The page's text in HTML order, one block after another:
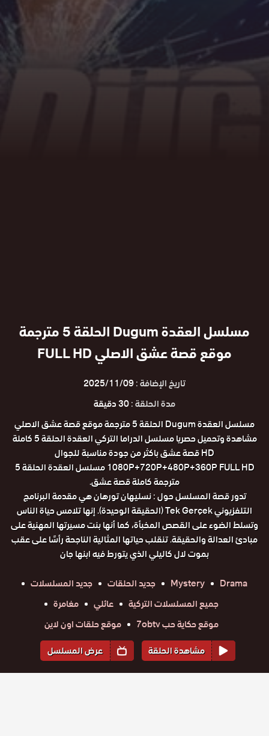
مسلسل العقدة Dugum الحلقة 5 مترجمة
موقع قصة عشق الاصلي FULL HD
تاريخ الإضافة :2025/11/09
مدة الحلقة :30 دقيقة
مسلسل العقدة Dugum الحلقة 5 مترجمة موقع قصة عشق الاصلي
مشاهدة وتحميل حصريا مسلسل الدراما التركي العقدة الحلقة 5 كاملة
HD قصة عشق باكثر من جودة مناسبة للجوال
1080P+720P+480P+360P FULL HD مسلسل العقدة الحلقة 5
مترجمة كاملة قصة عشق.
تدور قصة المسلسل حول : نسليهان تورهان هي مقدمة البرنامج
التلفزيوني Tek Gerçek (الحقيقة الوحيدة). إنها تلامس حياة الناس
وتسلط الضوء على القصص المخبأة، كما أنها بنت مسيرتها المهنية على
مبادئ العدالة والحقيقة. تنقلب حياتها المثالية الناجحة رأسًا على عقب
بموت لال كاليلي الذي يتورط فيه ابنها جان
Drama
Mystery جديد الحلقات
جديد المسلسلات
جميع المسلسلات التركية
عائلي
مغامرة
موقع حكاية حب 7obtv
موقع حلقات اون لاين
مشاهدة الحلقة
عرض المسلسل